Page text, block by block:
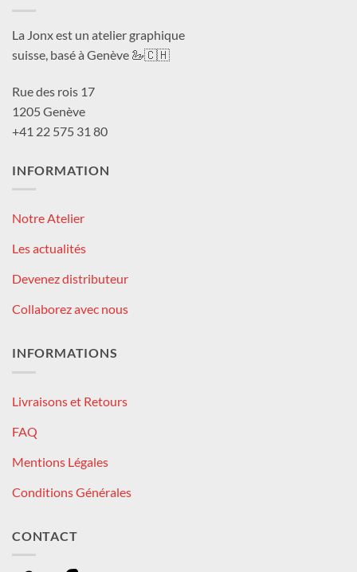
La Jonx est un atelier graphique
suisse, basé à Genève 🦢🇨🇭
Rue des rois 17
1205 Genève
+41 22 575 31 80
INFORMATION
Notre Atelier
Les actualités
Devenez distributeur
Collaborez avec nous
INFORMATIONS
Livraisons et Retours
FAQ
Mentions Légales
Conditions Générales
CONTACT